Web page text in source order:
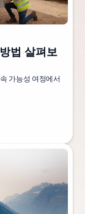
법 살펴보
가능성 여정에서